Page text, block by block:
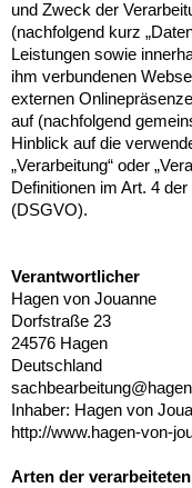
und Zweck der
(nachfolgend kurz
Leistungen sowie
ihm verbundenen
externen
auf (nachfolgend
Hinblick auf die
„Verarbeitung“ oder
Definitionen im Art. 4
(DSGVO).
Verantwortlicher
Hagen von Jouanne
Dorfstraße 23
24576 Hagen
Deutschland
Inhaber: Hagen von
http://www.hagen-von-
Arten der